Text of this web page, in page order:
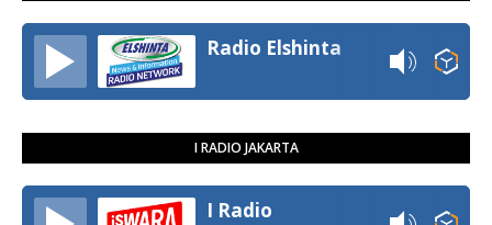
Radio Elshinta
I RADIO JAKARTA
I Radio